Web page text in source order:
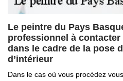
Le peintre du Pays
professionnel à
dans le cadre de la pose
d’intérieur
Dans le cas où vous procédez